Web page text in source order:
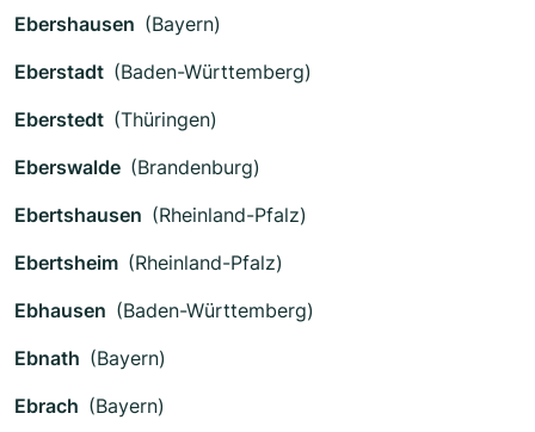
Ebershausen (Bayern)
Eberstadt (Baden-Württemberg)
Eberstedt (Thüringen)
Eberswalde (Brandenburg)
Ebertshausen (Rheinland-Pfalz)
Ebertsheim (Rheinland-Pfalz)
Ebhausen (Baden-Württemberg)
Ebnath (Bayern)
Ebrach (Bayern)